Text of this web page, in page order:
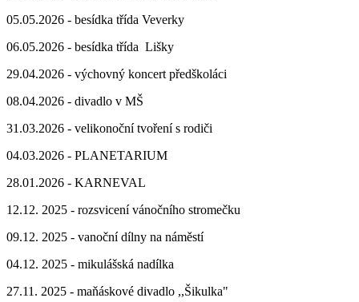
05.05.2026 - besídka třída Veverky
06.05.2026 - besídka třída Lišky
29.04.2026 - výchovný koncert předškoláci
08.04.2026 - divadlo v MŠ
31.03.2026 - velikonoční tvoření s rodiči
04.03.2026 - PLANETARIUM
28.01.2026 - KARNEVAL
12.12. 2025 - rozsvicení vánočního stromečku
09.12. 2025 - vanoční dílny na náměstí
04.12. 2025 - mikulášská nadílka
27.11. 2025 - maňáskové divadlo ,,Šikulka"